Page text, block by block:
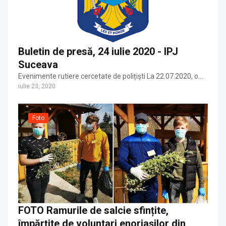
Buletin de presă, 24 iulie 2020 - IPJ
Suceava
Evenimente rutiere cercetate de polițiști La 22.07.2020, o…
iulie 23, 2020
Foto
FOTO Ramurile de salcie sfințite,
împărțite de voluntari enoriașilor din